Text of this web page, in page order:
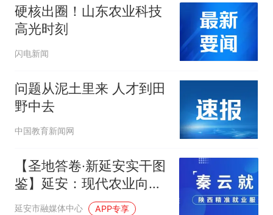
硬核出圈！山东农业科技
高光时刻
闪电新闻
问题从泥土里来 人才到田
野中去
中国教育新闻网
【圣地答卷·新延安实干图
鉴】延安：现代农业向
“新”向“绿” 上半年农牧业
延安市融媒体中心 APP专享